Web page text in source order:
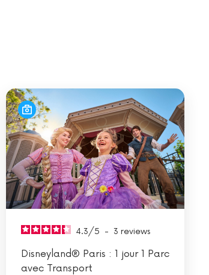
4.3/5 - 3 reviews
Disneyland® Paris : 1 jour 1 Parc
avec Transport